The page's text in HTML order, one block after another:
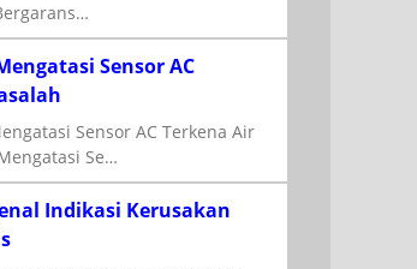
Sensor AC
Sensor AC Terkena Air
Se…
Indikasi Kerusakan